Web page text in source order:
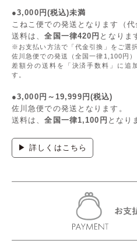
●3,000円(税込)未満
こねこ便での発送となります（代
送料は、全国一律420円 となりま
※お支払い方法で「代金引換」をご選
佐川急便での発送（全国一律1,100円）
差額分の送料を「決済手数料」に追
す。
●3,000円～19,999円(税込)
佐川急便での発送となります。
送料は、全国一律1,100円 となり
▶ 詳しくはこちら